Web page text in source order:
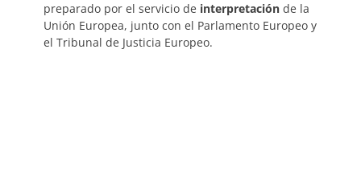
preparado por el servicio de interpretación de la
Unión Europea, junto con el Parlamento Europeo y
el Tribunal de Justicia Europeo.